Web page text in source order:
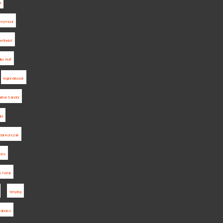
Rolf
legionáriusok
Sándor
korszak
határ
tényleg